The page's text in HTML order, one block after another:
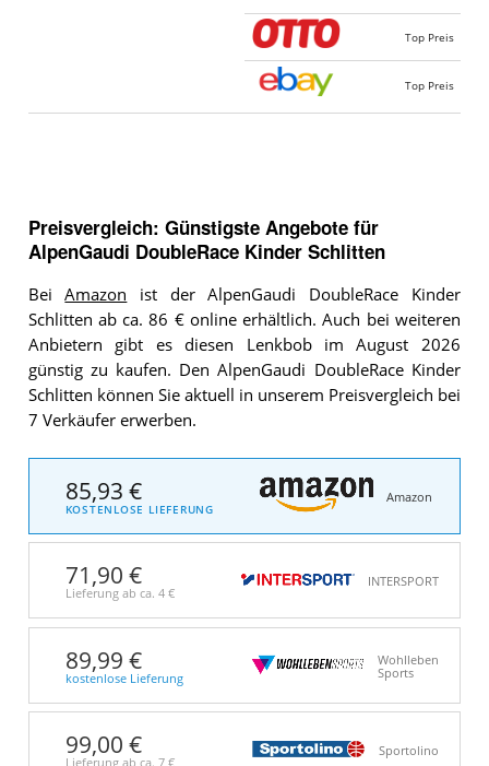
Top Preis
Top Preis
Preisvergleich: Günstigste Angebote für
AlpenGaudi DoubleRace Kinder Schlitten
BeiAmazon ist der AlpenGaudi DoubleRace Kinder
Schlitten ab ca. 86 € online erhältlich. Auch bei weiteren
Anbietern gibt es diesen Lenkbob im August 2026
günstig zu kaufen. Den AlpenGaudi DoubleRace Kinder
Schlitten können Sie aktuell in unserem Preisvergleich bei
7 Verkäufer erwerben.
85,93 €
KOSTENLOSE LIEFERUNG
Amazon
71,90 €
Lieferung ab ca. 4 €
INTERSPORT
89,99 €
kostenlose Lieferung
Wohlleben
Sports
99,00 €
Lieferung ab ca. 7 €
Sportolino